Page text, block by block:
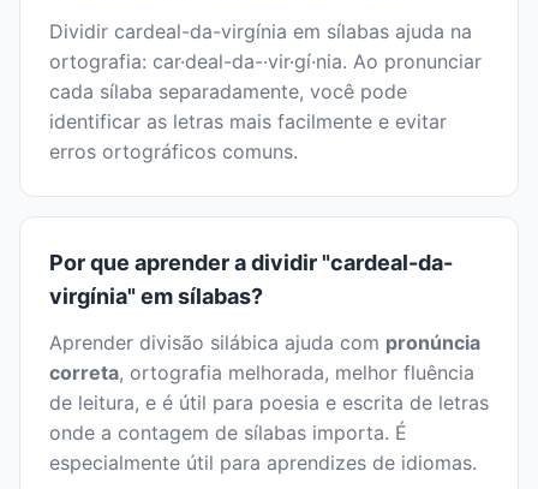
Dividir cardeal-da-virgínia em sílabas ajuda na
ortografia: car·deal-da-·vir·gí·nia. Ao pronunciar
cada sílaba separadamente, você pode
identificar as letras mais facilmente e evitar
erros ortográficos comuns.
Por que aprender a dividir "cardeal-da-
virgínia" em sílabas?
Aprender divisão silábica ajuda com pronúncia
correta, ortografia melhorada, melhor fluência
de leitura, e é útil para poesia e escrita de letras
onde a contagem de sílabas importa. É
especialmente útil para aprendizes de idiomas.